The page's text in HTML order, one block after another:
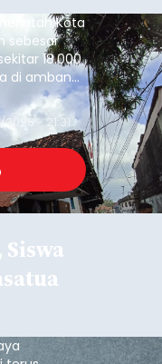
Kota
sebesar
18.000
di ambang
diambil
pada
tidak
2026 - 21:31